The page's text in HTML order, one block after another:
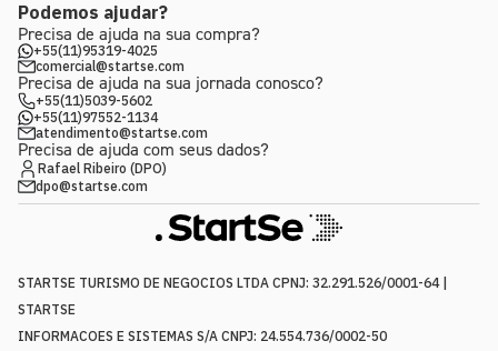
Podemos ajudar?
Precisa de ajuda na sua compra?
+55(11)95319-4025
comercial@startse.com
Precisa de ajuda na sua jornada conosco?
+55(11)5039-5602
+55(11)97552-1134
atendimento@startse.com
Precisa de ajuda com seus dados?
Rafael Ribeiro (DPO)
dpo@startse.com
STARTSE TURISMO DE NEGOCIOS LTDA CPNJ: 32.291.526/0001-64 |
STARTSE
INFORMACOES E SISTEMAS S/A CNPJ: 24.554.736/0002-50